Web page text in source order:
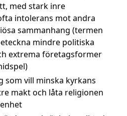
med stark inre
intolerans mot andra
sammanhang (termen
mindre politiska
extrema företagsformer
som vill minska kyrkans
makt och låta religionen